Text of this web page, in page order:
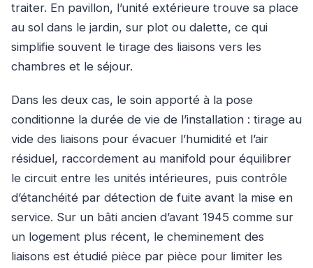
traiter. En pavillon, l’unité extérieure trouve sa place
au sol dans le jardin, sur plot ou dalette, ce qui
simplifie souvent le tirage des liaisons vers les
chambres et le séjour.
Dans les deux cas, le soin apporté à la pose
conditionne la durée de vie de l’installation : tirage au
vide des liaisons pour évacuer l’humidité et l’air
résiduel, raccordement au manifold pour équilibrer
le circuit entre les unités intérieures, puis contrôle
d’étanchéité par détection de fuite avant la mise en
service. Sur un bâti ancien d’avant 1945 comme sur
un logement plus récent, le cheminement des
liaisons est étudié pièce par pièce pour limiter les